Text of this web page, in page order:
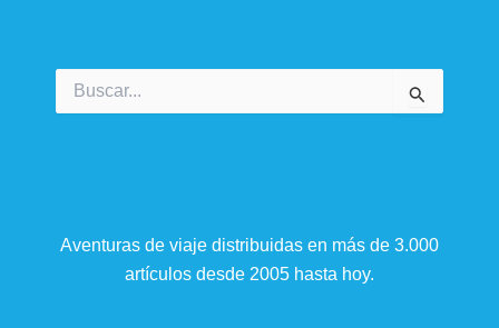
Buscar
por:
Aventuras de viaje distribuidas en más de 3.000
artículos desde 2005 hasta hoy.